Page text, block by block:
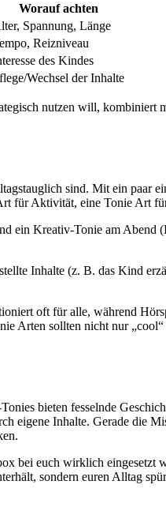
Worauf achten
Spannung, Länge
Reizniveau
des Kindes
Wechsel der Inhalte
nutzen will, kombiniert
sind. Mit ein paar
für Aktivität, eine Tonie Art
ein Kreativ-Tonie am Abend
Inhalte (z. B. das Kind
oft für alle, während
Arten sollten nicht nur
bieten fesselnde
eigene Inhalte. Gerade die
bei euch wirklich
sondern euren Alltag